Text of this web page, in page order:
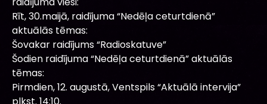
Rīt, 30.maijā, raidījuma “Nedēļa ceturtdienā”
aktuālās tēmas:
Šovakar raidījums “Radioskatuve”
Šodien raidījuma “Nedēļa ceturtdienā” aktuālās
tēmas:
Pirmdien, 12. augustā, Ventspils “Aktuālā intervija”
plkst. 14:10.